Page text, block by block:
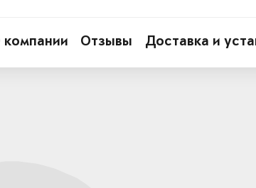
компании Отзывы Доставка и